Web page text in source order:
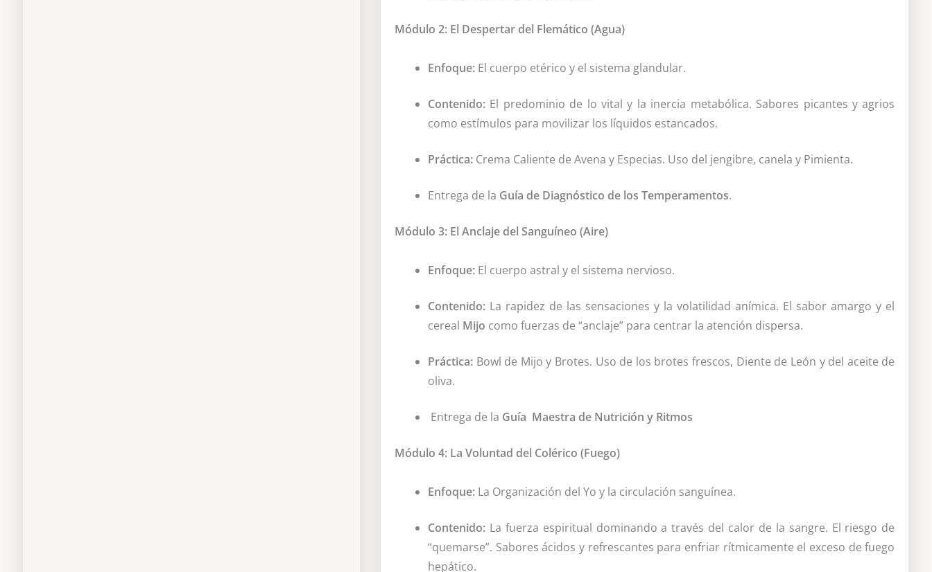
Módulo 2: El Despertar del Flemático (Agua)
Enfoque:El cuerpo etérico y el sistema glandular.
Contenido:El predominio de lo vital y la inercia metabólica. Sabores picantes y agrios
como estímulos para movilizar los líquidos estancados.
Práctica:Crema Caliente de Avena y Especias. Uso del jengibre, canela y Pimienta.
Entrega de la Guía de Diagnóstico de los Temperamentos.
Módulo 3: El Anclaje del Sanguíneo (Aire)
Enfoque:El cuerpo astral y el sistema nervioso.
Contenido:La rapidez de las sensaciones y la volatilidad anímica. El sabor amargo y el
cereal Mijo como fuerzas de “anclaje” para centrar la atención dispersa.
Práctica:Bowl de Mijo y Brotes. Uso de los brotes frescos, Diente de León y del aceite de
oliva.
Entrega de la Guía Maestra de Nutrición y Ritmos
Módulo 4: La Voluntad del Colérico (Fuego)
Enfoque:La Organización del Yo y la circulación sanguínea.
Contenido:La fuerza espiritual dominando a través del calor de la sangre. El riesgo de
“quemarse”. Sabores ácidos y refrescantes para enfriar rítmicamente el exceso de fuego
hepático.